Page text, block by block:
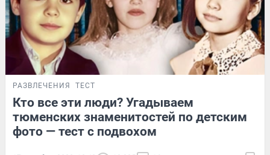
РАЗВЛЕЧЕНИЯ ТЕСТ
Кто все эти люди? Угадываем
тюменских знаменитостей по детским
фото — тест с подвохом